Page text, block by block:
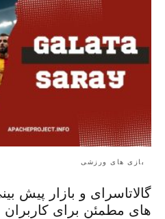
بازی های ورزشی
گالاتاسرای و بازار پیش‌
های مطمئن برای کاربران